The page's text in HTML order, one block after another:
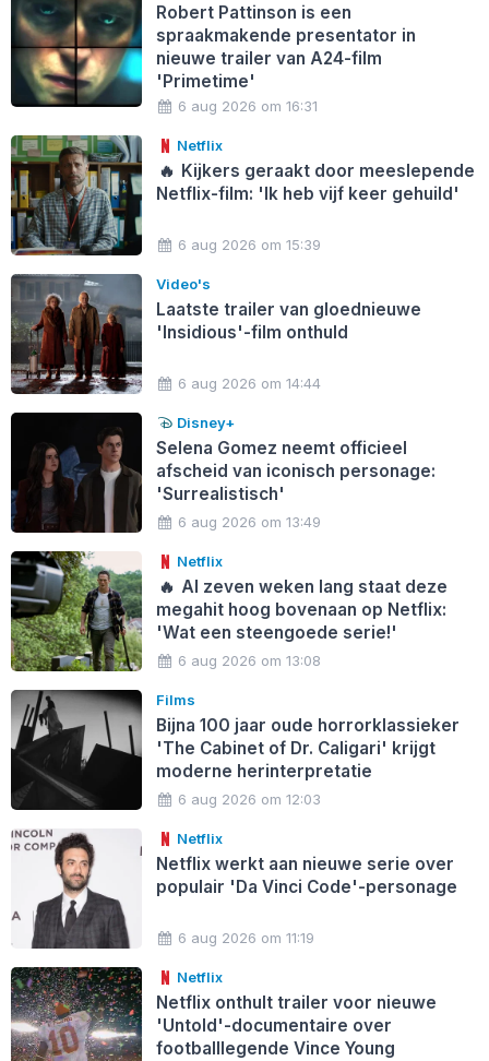
Robert Pattinson is een
spraakmakende presentator in
nieuwe trailer van A24-film
'Primetime'
6 aug 2026 om 16:31
Netflix
🔥 Kijkers geraakt door meeslepende
Netflix-film: 'Ik heb vijf keer gehuild'
6 aug 2026 om 15:39
Video's
Laatste trailer van gloednieuwe
'Insidious'-film onthuld
6 aug 2026 om 14:44
Disney+
Selena Gomez neemt officieel
afscheid van iconisch personage:
'Surrealistisch'
6 aug 2026 om 13:49
Netflix
🔥 Al zeven weken lang staat deze
megahit hoog bovenaan op Netflix:
'Wat een steengoede serie!'
6 aug 2026 om 13:08
Films
Bijna 100 jaar oude horrorklassieker
'The Cabinet of Dr. Caligari' krijgt
moderne herinterpretatie
6 aug 2026 om 12:03
Netflix
Netflix werkt aan nieuwe serie over
populair 'Da Vinci Code'-personage
6 aug 2026 om 11:19
Netflix
Netflix onthult trailer voor nieuwe
'Untold'-documentaire over
footballlegende Vince Young